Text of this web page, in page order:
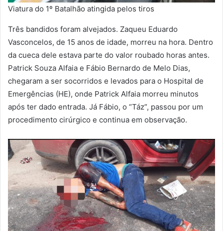
Viatura do 1º Batalhão atingida pelos tiros
Três bandidos foram alvejados. Zaqueu Eduardo
Vasconcelos, de 15 anos de idade, morreu na hora. Dentro
da cueca dele estava parte do valor roubado horas antes.
Patrick Souza Alfaia e Fábio Bernardo de Melo Dias,
chegaram a ser socorridos e levados para o Hospital de
Emergências (HE), onde Patrick Alfaia morreu minutos
após ter dado entrada. Já Fábio, o “Táz”, passou por um
procedimento cirúrgico e continua em observação.